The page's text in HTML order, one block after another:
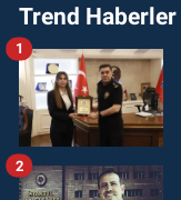
Trend Haberler
1
2